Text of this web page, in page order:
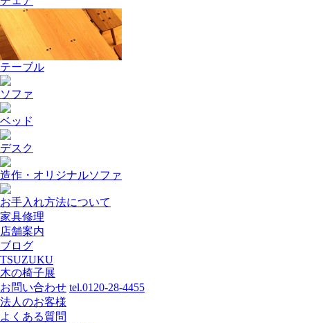
テーブル
ソファ
ベッド
デスク
造作・オリジナルソファ
お手入れ方法について
家具修理
店舗案内
ブログ
TSUZUKU
木の椅子展
お問い合わせ tel.0120-28-4455
法人のお客様
よくある質問